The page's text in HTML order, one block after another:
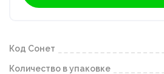
Код Сонет
Количество в упаковке